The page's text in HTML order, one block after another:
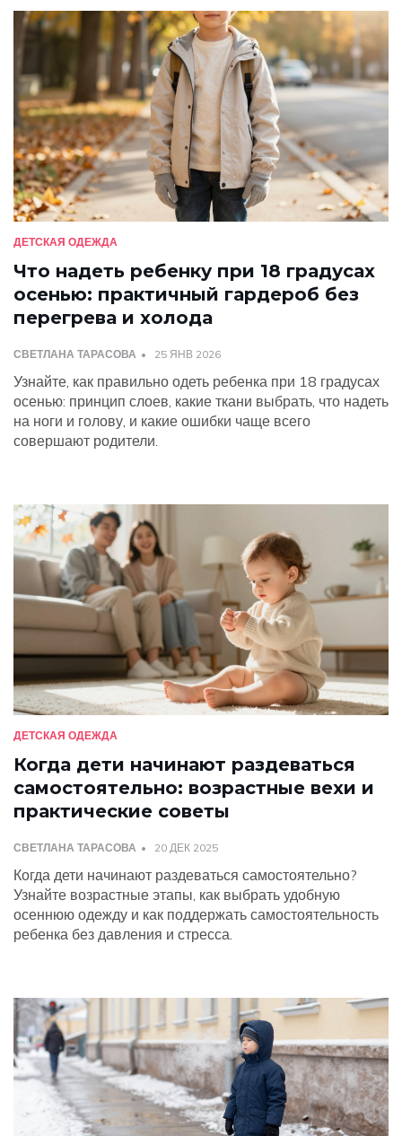
ДЕТСКАЯ ОДЕЖДА
Что надеть ребенку при 18 градусах
осенью: практичный гардероб без
перегрева и холода
СВЕТЛАНА ТАРАСОВА 25 ЯНВ 2026
Узнайте, как правильно одеть ребенка при 18 градусах
осенью: принцип слоев, какие ткани выбрать, что надеть
на ноги и голову, и какие ошибки чаще всего
совершают родители.
ДЕТСКАЯ ОДЕЖДА
Когда дети начинают раздеваться
самостоятельно: возрастные вехи и
практические советы
СВЕТЛАНА ТАРАСОВА 20 ДЕК 2025
Когда дети начинают раздеваться самостоятельно?
Узнайте возрастные этапы, как выбрать удобную
осеннюю одежду и как поддержать самостоятельность
ребенка без давления и стресса.